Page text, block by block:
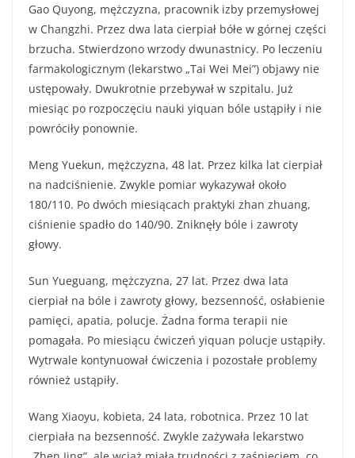
Gao Quyong, mężczyzna, pracownik izby przemysłowej
w Changzhi. Przez dwa lata cierpiał bółe w górnej części
brzucha. Stwierdzono wrzody dwunastnicy. Po leczeniu
farmakologicznym (lekarstwo „Tai Wei Mei”) objawy nie
ustępowały. Dwukrotnie przebywał w szpitalu. Już
miesiąc po rozpoczęciu nauki yiquan bóle ustąpiły i nie
powróciły ponownie.
Meng Yuekun, mężczyzna, 48 lat. Przez kilka lat cierpiał
na nadciśnienie. Zwykle pomiar wykazywał około
180/110. Po dwóch miesiącach praktyki zhan zhuang,
ciśnienie spadło do 140/90. Zniknęły bóle i zawroty
głowy.
Sun Yueguang, mężczyzna, 27 lat. Przez dwa lata
cierpiał na bóle i zawroty głowy, bezsenność, osłabienie
pamięci, apatia, polucje. Żadna forma terapii nie
pomagała. Po miesiącu ćwiczeń yiquan polucje ustąpiły.
Wytrwale kontynuował ćwiczenia i pozostałe problemy
również ustąpiły.
Wang Xiaoyu, kobieta, 24 lata, robotnica. Przez 10 lat
cierpiała na bezsenność. Zwykle zażywała lekarstwo